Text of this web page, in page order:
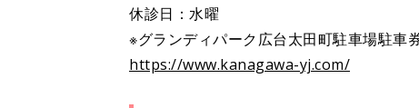
休診日：水曜
※グランディパーク広台太田町駐車場駐車
https://www.kanagawa-yj.com/